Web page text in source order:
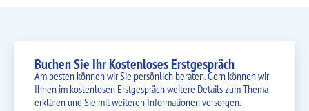
Buchen Sie Ihr Kostenloses Erstgespräch
Am besten können wir Sie persönlich beraten. Gern können wir
Ihnen im kostenlosen Erstgespräch weitere Details zum Thema
erklären und Sie mit weiteren Informationen versorgen.